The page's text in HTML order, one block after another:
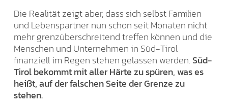
Die Realität zeigt aber, dass sich selbst Familien
und Lebenspartner nun schon seit Monaten nicht
mehr grenzüberschreitend treffen können und die
Menschen und Unternehmen in Süd-Tirol
finanziell im Regen stehen gelassen werden.Süd-
Tirol bekommt mit aller Härte zu spüren, was es
heißt, auf der falschen Seite der Grenze zu
stehen.